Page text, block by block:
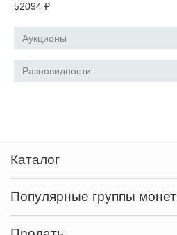
52094 ₽
Аукционы
Разновидности
Каталог
Популярные группы монет